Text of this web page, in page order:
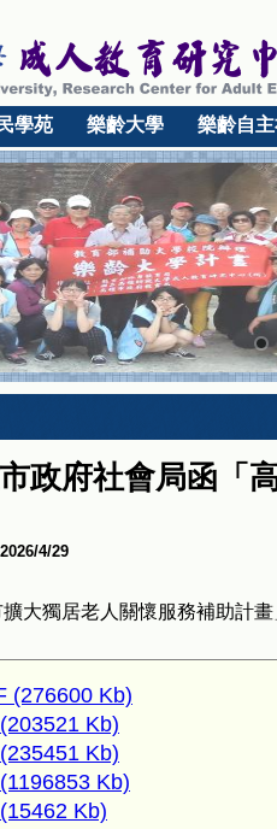
學苑 樂齡大學 樂齡自
政府社會局函「
2026/4/29
大獨居老人關懷服務補助計
(276600 Kb)
Kb)
Kb)
Kb)
Kb)